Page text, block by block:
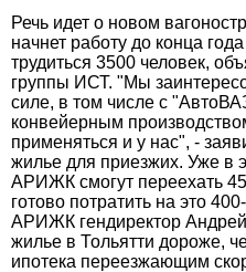
Речь идет о новом
начнет работу до конца
трудиться 3500 человек,
группы ИСТ. "Мы
силе, в том числе с
конвейерным
применяться и у нас", -
жилье для приезжих. Уже в
АРИЖК смогут переехать
готово потратить на это
АРИЖК гендиректор
жилье в Тольятти дороже,
ипотека переезжающим